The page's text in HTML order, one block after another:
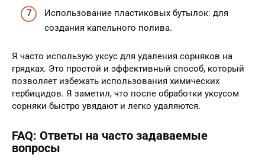
Использование пластиковых бутылок: для
создания капельного полива.
Я часто использую уксус для удаления сорняков на
грядках. Это простой и эффективный способ, который
позволяет избежать использования химических
гербицидов. Я заметил, что после обработки уксусом
сорняки быстро увядают и легко удаляются.
FAQ: Ответы на часто задаваемые
вопросы